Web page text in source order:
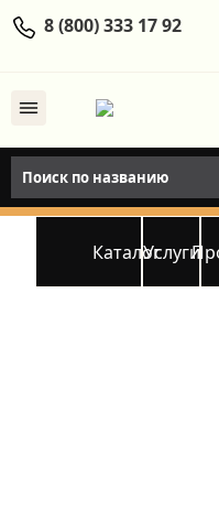
8 (800) 333 17 92
КаталогУслуги